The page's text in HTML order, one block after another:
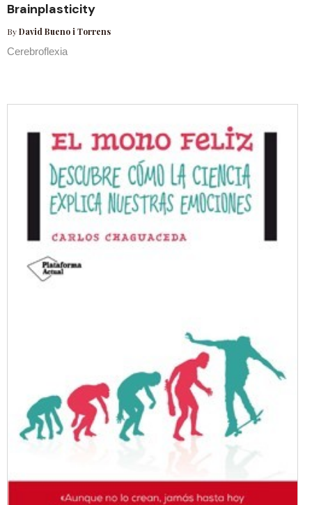
Brainplasticity
ByDavid Bueno i Torrens
Cerebroflexia